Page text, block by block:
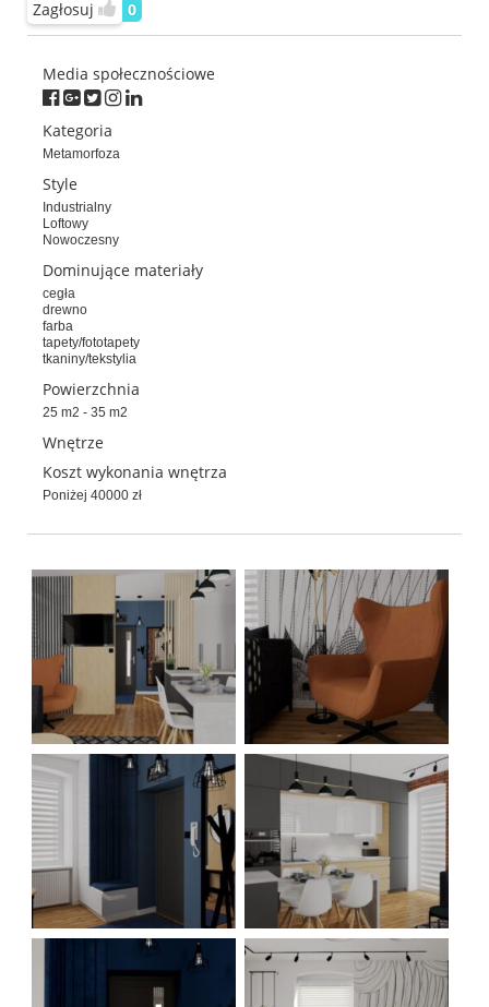
Zagłosuj
0
Media społecznościowe
Kategoria
Metamorfoza
Style
Industrialny
Loftowy
Nowoczesny
Dominujące materiały
cegła
drewno
farba
tapety/fototapety
tkaniny/tekstylia
Powierzchnia
25 m2 - 35 m2
Wnętrze
Koszt wykonania wnętrza
Poniżej 40000 zł